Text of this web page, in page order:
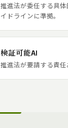
推進法が委任する具
イドラインに準拠。
検証可能AI
推進法が要請する責任